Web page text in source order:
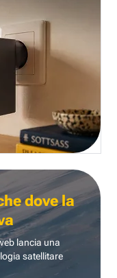
dove la
lancia una
satellitare